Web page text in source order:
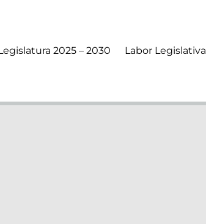
2025 – 2030 Labor Legislativa